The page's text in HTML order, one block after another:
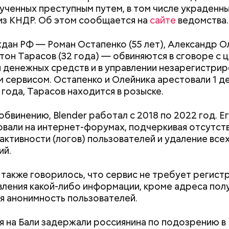
преступным путем, в том числе
КНДР. Об этом сообщается на сайте ведомства.
РФ — Роман Остапенко (55 лет), Александр
Тарасов (32 года) — обвиняются в сговоре с
денежных средств и в управлении
сервисом. Остапенко и Олейника арестовали 1
Тарасов находится в розыске.
Blender работал с 2018 по 2022 год.
на интернет-форумах, подчеркивая
(логов) пользователей и удаление
говорилось, что сервис не требует
какой-либо информации, кроме адреса
анонимность пользователей.
на Бали задержали россиянина по подозрению в
В квартире потерпевших
видеонаблюдения. На записи попал 25-
Артем Миссюра, который тайно приходил в
и подсыпал им в еду химикаты. Также
младшая сестра.
отправились в село Чанко, где может
Параллельно с этим в Махачкале
Въезд и выезд в город перекрыты. Помимо
Как получить до 100 тысяч
рублей от государства при
Как узнать,